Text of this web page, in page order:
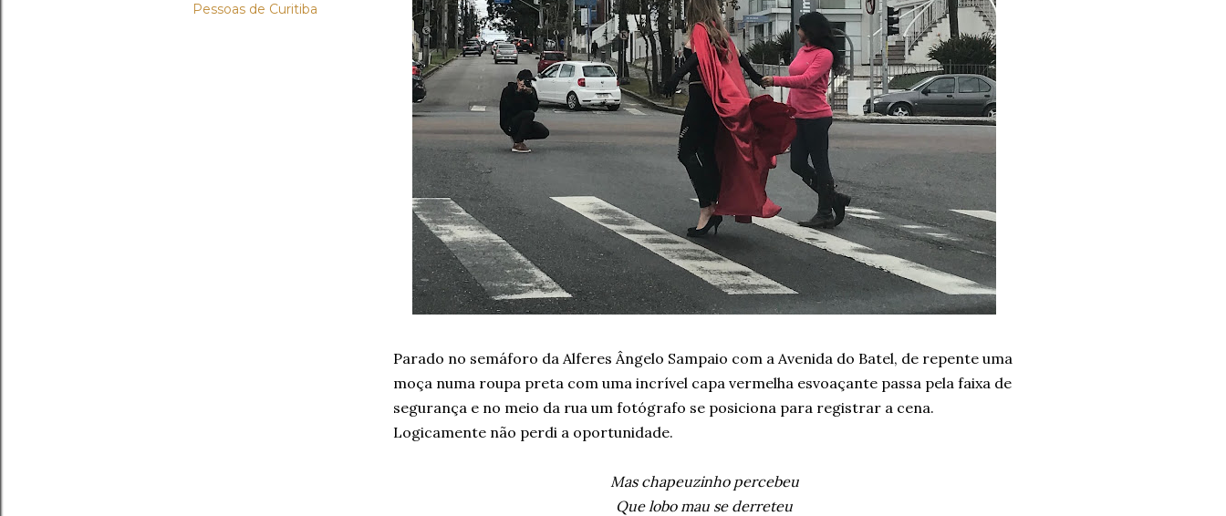
Pessoas de Curitiba
Parado no semáforo da Alferes Ângelo Sampaio com a Avenida do Batel, de repente uma
moça numa roupa preta com uma incrível capa vermelha esvoaçante passa pela faixa de
segurança e no meio da rua um fotógrafo se posiciona para registrar a cena.
Logicamente não perdi a oportunidade.
Mas chapeuzinho percebeu
Que lobo mau se derreteu